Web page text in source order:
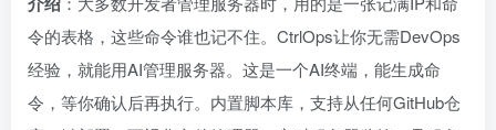
令的表格，这些命令谁也记不住。CtrlOps让你无需DevOps
经验，就能用AI管理服务器。这是一个AI终端，能生成命
令，等你确认后再执行。内置脚本库，支持从任何GitHub仓